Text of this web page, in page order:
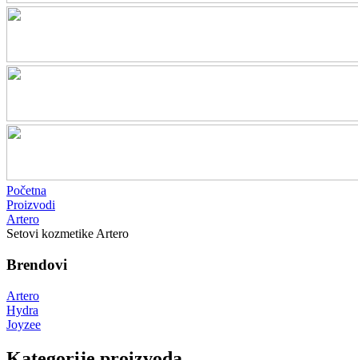
Početna
Proizvodi
Artero
Setovi kozmetike Artero
Brendovi
Artero
Hydra
Joyzee